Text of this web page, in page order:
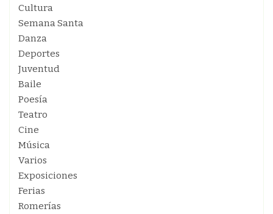
Cultura
Semana Santa
Danza
Deportes
Juventud
Baile
Poesía
Teatro
Cine
Música
Varios
Exposiciones
Ferias
Romerías